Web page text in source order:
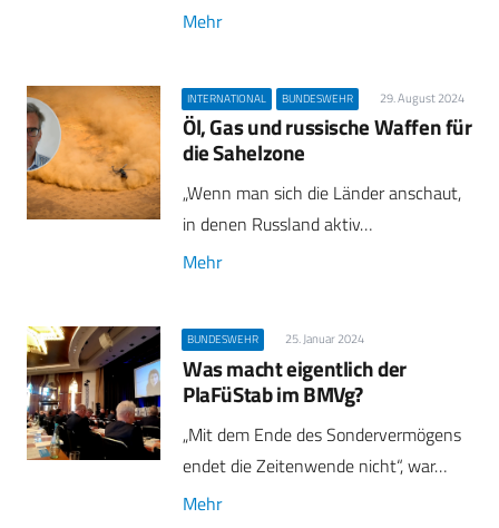
Mehr
INTERNATIONAL BUNDESWEHR 29. August 2024
Öl, Gas und russische Waffen für
die Sahelzone
„Wenn man sich die Länder anschaut,
in denen Russland aktiv…
Mehr
BUNDESWEHR 25. Januar 2024
Was macht eigentlich der
PlaFüStab im BMVg?
„Mit dem Ende des Sondervermögens
endet die Zeitenwende nicht“, war…
Mehr